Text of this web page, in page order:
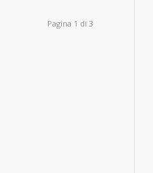
Pagina 1 di 3